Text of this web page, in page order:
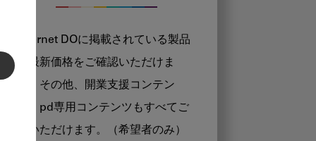
Internet DOに掲載されている製品
の最新価格をご確認いただけま
す。その他、開業支援コンテン
ツ、pd専用コンテンツもすべてご
覧いただけます。（希望者のみ）